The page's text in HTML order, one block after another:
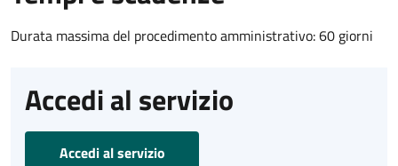
Durata massima del procedimento amministrativo: 60 giorni
Accedi al servizio
Accedi al servizio